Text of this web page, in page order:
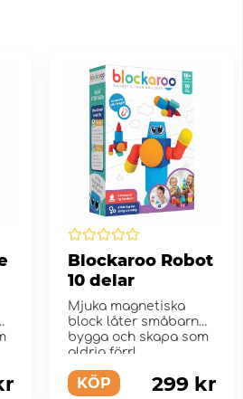
Blockaroo Robot
10 delar
Mjuka magnetiska
block låter småbarn
bygga och skapa som
aldrig förr!
KÖP 299 kr